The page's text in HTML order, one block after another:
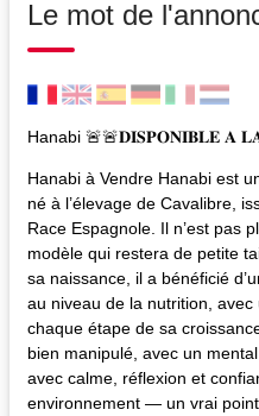
Le mot de
Hanabi 🚨🚨𝐃𝐈𝐒𝐏𝐎𝐍𝐈𝐁𝐋𝐄 𝐀
Hanabi à Vendre Hanabi est
né à l’élevage de Cavalibre,
Race Espagnole. Il n’est pas
modèle qui restera de petite
sa naissance, il a bénéficié
au niveau de la nutrition,
chaque étape de sa
bien manipulé, avec un
avec calme, réflexion et
environnement — un vrai